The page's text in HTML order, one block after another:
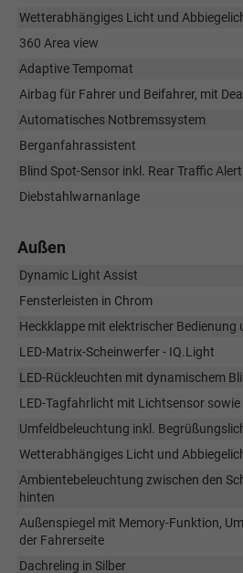
Wetterabhängiges Licht und
360 Area view
Adaptive Tempomat
Airbag für Fahrer und Beifahrer, mit
Automatisches Notbremssystem
Berganfahrassistent
Blind Spot-Sensor inkl. Rear Traffic
Diebstahlwarnanlage
Außen
Dynamic Light Assist
Fensterleisten in Chrom
Heckklappe mit elektrischer Bedienung
LED-Matrix-Scheinwerfer - IQ.Light
LED-Rückleuchten mit dynamischem
LED-Tagfahrlicht mit Lichtsensor
Umfeldbeleuchtung inkl.
Wetterabhängiges Licht und
Ambientebeleuchtung zwischen den
hinten
Außenspiegel mit Memory-Funktion,
der Fahrerseite
Dachreling in Silber